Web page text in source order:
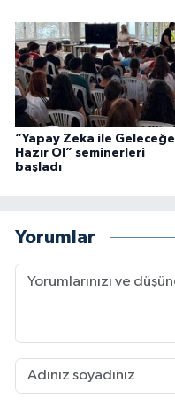
“Yapay Zeka ile Geleceğe
Hazır Ol” seminerleri
başladı
Yorumlar